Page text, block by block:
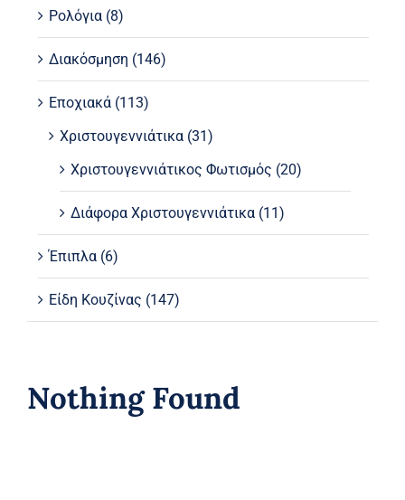
Ρολόγια (8)
Διακόσμηση (146)
Εποχιακά (113)
Χριστουγεννιάτικα (31)
Χριστουγεννιάτικος Φωτισμός (20)
Διάφορα Χριστουγεννιάτικα (11)
Έπιπλα (6)
Είδη Κουζίνας (147)
Nothing Found